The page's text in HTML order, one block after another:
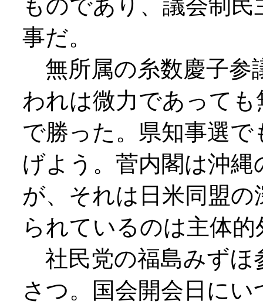
ものであり、議会制
事だ。
無所属の糸数慶子参
われは微力であって
で勝った。県知事選
げよう。菅内閣は沖
が、それは日米同盟
られているのは主体的
社民党の福島みずほ
さつ。国会開会日に